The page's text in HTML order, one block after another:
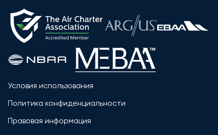
Условия использования
Политика конфиденциальности
Правовая информация